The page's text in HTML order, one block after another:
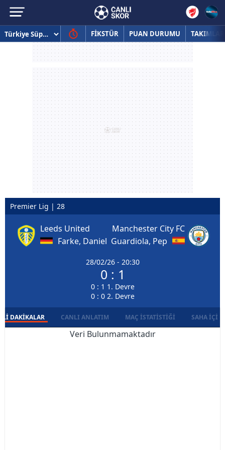
FİKSTÜR PUAN DURUMU TAKIMLAR
Premier Lig | 28
Leeds United
Farke, Daniel
28/02/26 - 20:30
0 : 1
0 : 1 1. Devre
0 : 0 2. Devre
Manchester City FC
Guardiola, Pep
DAKIKALAR CANLI ANLATIM MAÇ İSTATISTIĞI SAHA İÇI
Veri Bulunmamaktadır